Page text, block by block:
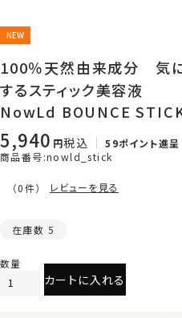
NEW
100％天然由来成分 気
するスティック美容液
NowLd BOUNCE
5,940 税込 59ポイント進呈
商品番号 nowld_stick
（0件） レビューを見る
在庫数 5
カートに入れる